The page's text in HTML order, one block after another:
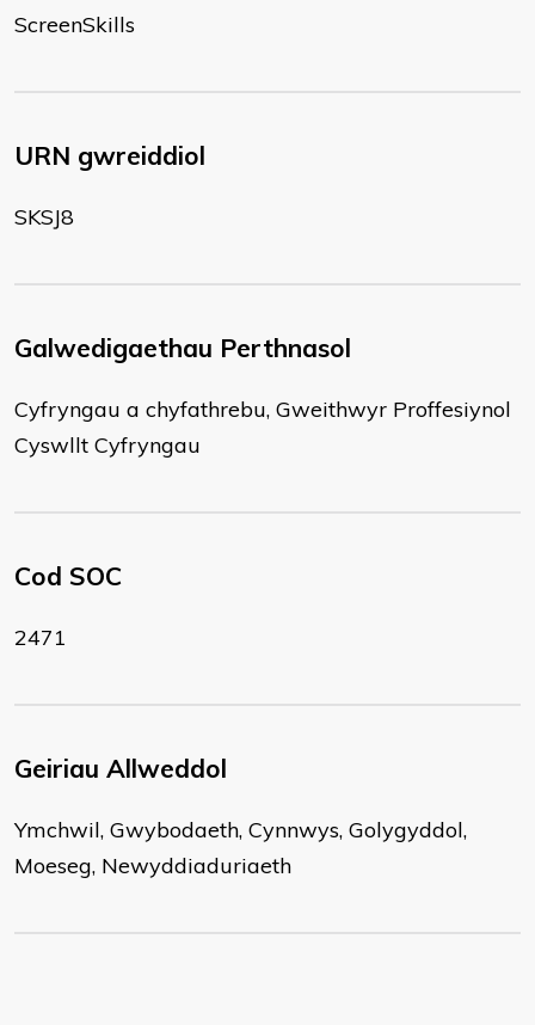
ScreenSkills
URN gwreiddiol
SKSJ8
Galwedigaethau Perthnasol
Cyfryngau a chyfathrebu, Gweithwyr Proffesiynol
Cyswllt Cyfryngau
Cod SOC
2471
Geiriau Allweddol
Ymchwil, Gwybodaeth, Cynnwys, Golygyddol,
Moeseg, Newyddiaduriaeth